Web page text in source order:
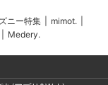
ニー特集 mimot.
Medery.